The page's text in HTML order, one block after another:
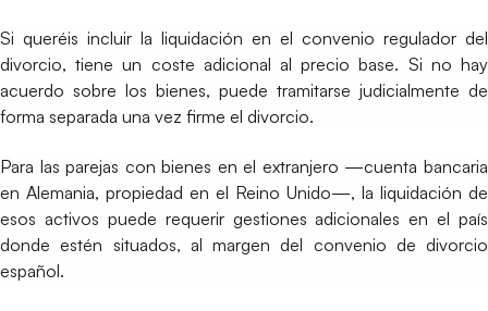
Si queréis incluir la liquidación en el convenio regulador del
divorcio, tiene un coste adicional al precio base. Si no hay
acuerdo sobre los bienes, puede tramitarse judicialmente de
forma separada una vez firme el divorcio.
Para las parejas con bienes en el extranjero —cuenta bancaria
en Alemania, propiedad en el Reino Unido—, la liquidación de
esos activos puede requerir gestiones adicionales en el país
donde estén situados, al margen del convenio de divorcio
español.